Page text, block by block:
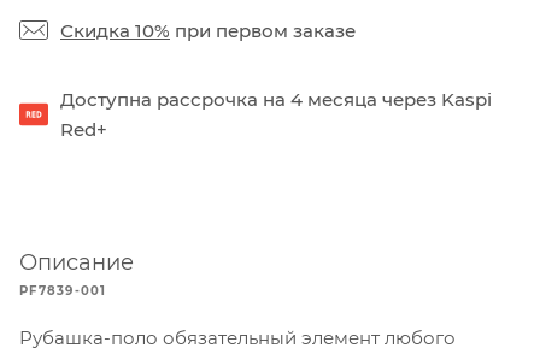
Скидка 10% при первом заказе
Доступна рассрочка на 4 месяца через Kaspi
Red+
Описание
PF7839-001
Рубашка-поло обязательный элемент любого